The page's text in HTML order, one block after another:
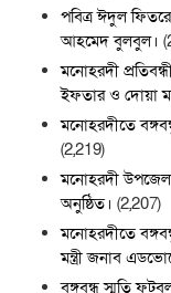
পবিত্র ঈদুল
আহমেদ বুলবুল।
মনোহরদী
ইফতার ও দোয়া
মনোহরদীতে
(2,219)
মনোহরদী
অনুষ্ঠিত। (2,207)
মনোহরদীতে
মন্ত্রী জনাব
বঙ্গবন্ধু স্মৃতি